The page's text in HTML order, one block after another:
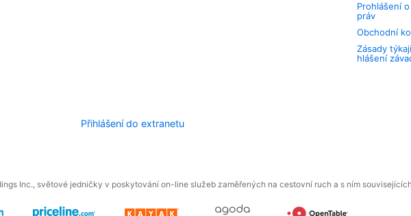
Prohlášení
práv
Obchodní
Zásady
hlášení
Přihlášení do extranetu
Inc., světové jedničky v poskytování on-line služeb zaměřených na cestovní ruch a s ním